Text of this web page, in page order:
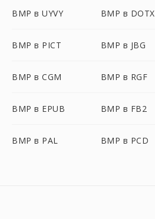
BMP в UYVY BMP в DOTX
BMP в PICT BMP в JBG
BMP в CGM BMP в RGF
BMP в EPUB BMP в FB2
BMP в PAL BMP в PCD